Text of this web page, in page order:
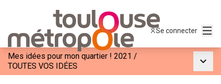
Se connecter
Mes idées pour mon quartier ! 2021 /
TOUTES VOS IDÉES